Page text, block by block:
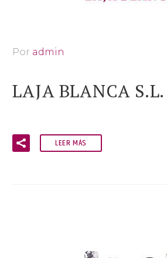
Por admin
LAJA BLANCA S.L.
LEER MÁS